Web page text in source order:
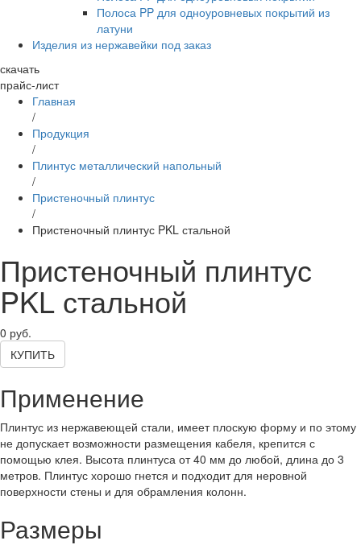
Полоса PP для одноуровневых покрытий из
латуни
Изделия из нержавейки под заказ
скачать
прайс-лист
Главная
/
Продукция
/
Плинтус металлический напольный
/
Пристеночный плинтус
/
Пристеночный плинтус PKL стальной
Пристеночный плинтус
PKL стальной
0 руб.
КУПИТЬ
Применение
Плинтус из нержавеющей стали, имеет плоскую форму и по этому
не допускает возможности размещения кабеля, крепится с
помощью клея. Высота плинтуса от 40 мм до любой, длина до 3
метров. Плинтус хорошо гнется и подходит для неровной
поверхности стены и для обрамления колонн.
Размеры